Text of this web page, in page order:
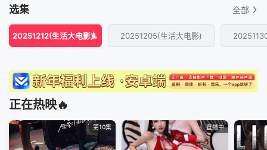
选集 全部
20251212(生活大电影) 20251205(生活大电影)
正在热映🔥
第10集 直播中